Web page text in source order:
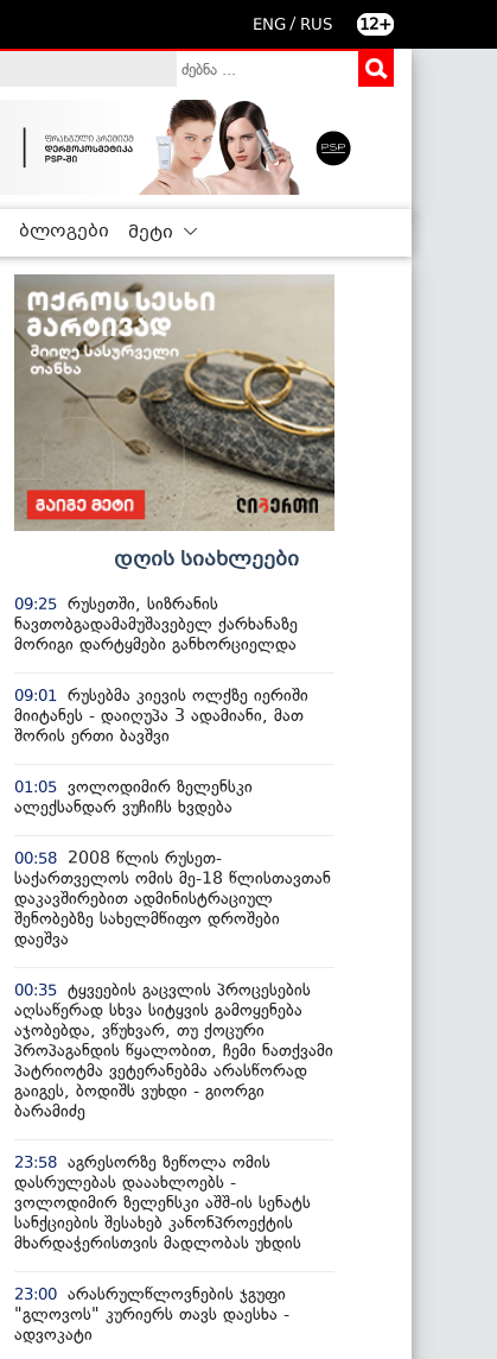
ENG / RUS 12+
ბლოგები მეტი
დღის სიახლეები
09:25 რუსეთში, სიზრანის
ნავთობგადამამუშავებელ ქარხანაზე
მორიგი დარტყმები განხორციელდა
09:01
რუსებმა კიევის ოლქზე იერიში
მიიტანეს - დაიღუპა 3 ადამიანი, მათ
შორის ერთი ბავშვი
01:05 ვოლოდიმირ ზელენსკი
ალექსანდარ ვუჩიჩს ხვდება
00:58
2008 წლის რუსეთ-
საქართველოს ომის მე-18 წლისთავთან
დაკავშირებით ადმინისტრაციულ
შენობებზე სახელმწიფო დროშები
დაეშვა
00:35 ტყვეების გაცვლის პროცესების
აღსაწერად სხვა სიტყვის გამოყენება
აჯობებდა, ვწუხვარ, თუ ქოცური
პროპაგანდის წყალობით, ჩემი ნათქვამი
პატრიოტმა ვეტერანებმა არასწორად
გაიგეს, ბოდიშს ვუხდი - გიორგი
ბარამიძე
23:58 აგრესორზე ზეწოლა ომის
დასრულებას დააახლოებს -
ვოლოდიმირ ზელენსკი აშშ-ის სენატს
სანქციების შესახებ კანონპროექტის
მხარდაჭერისთვის მადლობას უხდის
23:00 არასრულწლოვნების ჯგუფი
"გლოვოს" კურიერს თავს დაესხა -
ადვოკატი